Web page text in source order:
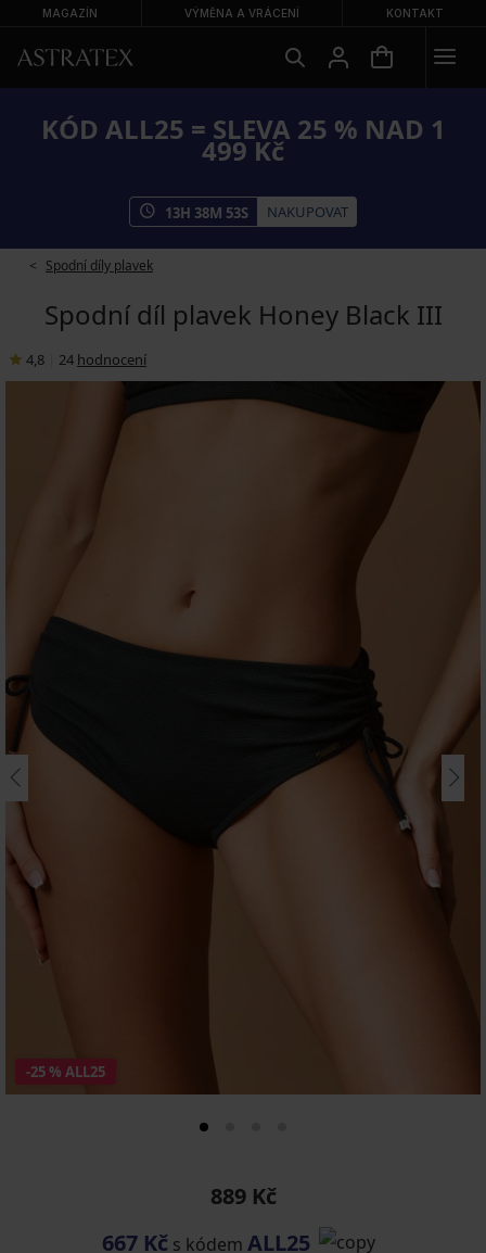
MAGAZÍN VÝMĚNA A VRÁCENÍ KONTAKT
KÓD ALL25 = SLEVA 25 % NAD 1
499 Kč
13H 38M 52S NAKUPOVAT
Spodní díly plavek
Spodní díl plavek Honey Black III
4,8 24 hodnocení
-25 % ALL25
889 Kč
667 Kč s kódem ALL25